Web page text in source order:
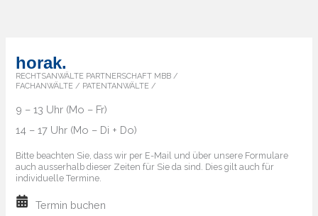
horak.
RECHTSANWÄLTE PARTNERSCHAFT MBB /
FACHANWÄLTE / PATENTANWÄLTE /
9 – 13 Uhr (Mo – Fr)
14 – 17 Uhr (Mo – Di + Do)
Bitte beachten Sie, dass wir per E-Mail und über unsere Formulare
auch ausserhalb dieser Zeiten für Sie da sind. Dies gilt auch für
individuelle Termine.
Termin buchen